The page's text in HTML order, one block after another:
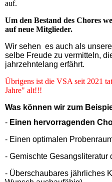
auf.
Um den Bestand des Chores
auf neue Mitglieder.
Wir sehen es auch als
selbe Freude zu vermitteln,
jahrzehntelang erfährt.
Übrigens ist die VSA seit 2021
Jahre" alt!!!
Was können wir zum
- Einen hervorragenden
- Einen optimalen
- Gemischte Gesangsliteratur
- Überschaubares jährliches